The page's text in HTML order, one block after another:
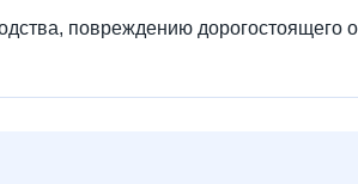
повреждению дорогостоящего